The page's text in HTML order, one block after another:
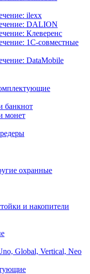
ilexx
DALION
Клеверенс
1С-совместные
DataMobile
банкнот
монет
охранные
и накопители
Global, Vertical, Neo